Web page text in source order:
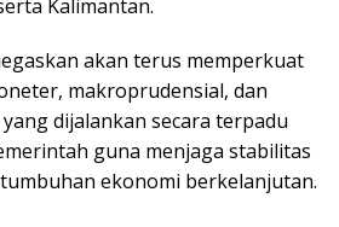
Kalimantan.
akan terus memperkuat
makroprudensial, dan
dijalankan secara terpadu
guna menjaga stabilitas
ekonomi berkelanjutan.